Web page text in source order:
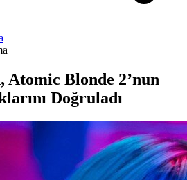
Atomic Blonde 2’nun
Doğruladı